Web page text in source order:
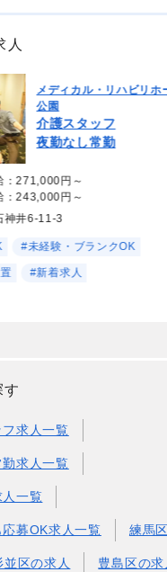
人
メディカル・リハビリホ
公園
介護スタッフ
夜勤なし常勤
271,000円～
243,000円～
神井6-11-3
#未経験・ブランクOK
#新着求人
す
求人一覧
求人一覧
一覧
募OK求人一覧 練馬
並区の求人 豊島区の求